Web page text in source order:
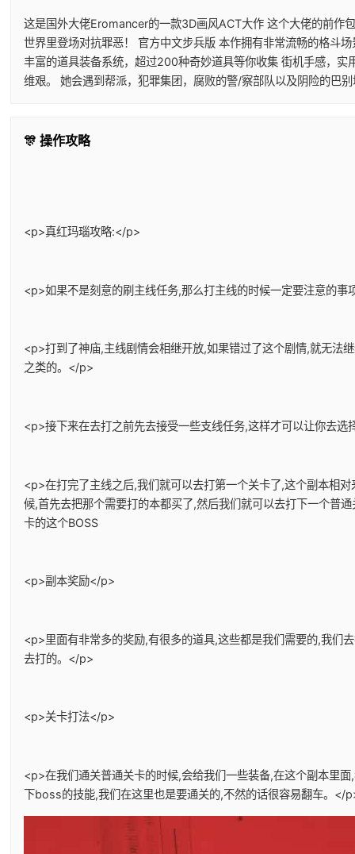
这是国外大佬Eromancer的一款3D画风ACT大作 这个大佬的前作
世界里登场对抗罪恶！ 官方中文步兵版 本作拥有非常流畅的格斗
丰富的道具装备系统，超过200种奇妙道具等你收集 街机手感，
维艰。 她会遇到帮派，犯罪集团，腐败的警/察部队以及阴险的巴
🎊 操作攻略
<p>真红玛瑙攻略:</p>
<p>如果不是刻意的刷主线任务,那么打主线的时候一定要注意的
<p>打到了神庙,主线剧情会相继开放,如果错过了这个剧情,就无法
之类的。</p>
<p>接下来在去打之前先去接受一些支线任务,这样才可以让你去
<p>在打完了主线之后,我们就可以去打第一个关卡了,这个副本相
候,首先去把那个需要打的本都买了,然后我们就可以去打下一个普
卡的这个BOSS
<p>副本奖励</p>
<p>里面有非常多的奖励,有很多的道具,这些都是我们需要的,我们
去打的。</p>
<p>关卡打法</p>
<p>在我们通关普通关卡的时候,会给我们一些装备,在这个副本里
下boss的技能,我们在这里也是要通关的,不然的话很容易翻车。</